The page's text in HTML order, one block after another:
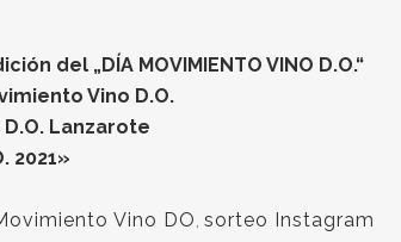
del „DÍA MOVIMIENTO VINO D.O.“
Vino D.O.
Lanzarote
2021»
Vino DO, sorteo Instagram